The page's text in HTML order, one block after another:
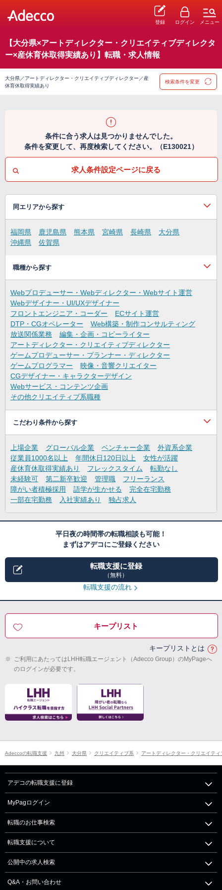
登録 ログイン メニュー
【大分県×アートディレクター・クリエイティブディレクタ
ー×産休育休取得実績あり】転職・求人情報
大分県／アートディレクター・クリエイティブディレクター／産
休育休取得実績あり
検索条件を変更
条件に合う求人は見つかりませんでした。
条件を変更して、再度検索してください。（E130021）
求人条件設定ページに戻る
同エリアから探す
福岡県 鹿児島県 熊本県 宮崎県 長崎県
大分県
沖縄県
佐賀県
職種から探す
Webプロデューサー・Webディレクター・Webサイト運営
Webデザイナー・UI/UXデザイナー
フロントエンジニア・コーダー
ECサイト運営
DTP・CGオペレーター
Web構築・制作コンサルティング
放送関係業務
編集・企画・コピーライター
アートディレクター・クリエイティブディレクター
ゲームプロデューサー・プランナー・ディレクター
ゲームプログラマー
映像・音響クリエイター
CGデザイナー・キャラクターデザイン
Webサービス・コンテンツ企画
その他クリエイティブ系職種
こだわり条件から探す
上場企業 グローバル企業 ベンチャー企業
外資系企業
従業員1000名以上
年間休日120日以上
女性が活躍
産休育休取得実績あり
フレックスタイム
転勤なし
未経験可
第二新卒歓迎 管理職
フリーランス
障がい者積極採用
語学が生かせる
完全在宅勤務
一部在宅勤務
入社実績あり 独占求人
平日夜の時間帯の転職相談も可能！
まずはアデコにご登録ください
転職支援に登録
（無料）
転職支援の流れ
キープリスト
キープリストとは
※ ご利用にあたってはLHH転職エージェント（Adecco Group）のMyPageへ
のログインが必要です。
Adeccoの転職支援 九州 大分県 クリエイティブ系 アートディレクター・クリエイテ
アデコの転職支援に登録
MyPagログイン
転職のお仕事検索
転職支援について
公開中の求人検索
Q&A・お問い合わせ